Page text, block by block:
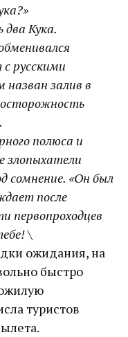
два Кука.
русскими
залив в
полюса и
злопыхатели
сомнение. «Он был
после
первопроходцев
\
ожидания, на
быстро
туристов